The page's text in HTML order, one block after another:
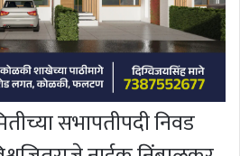
सभापतीपदी निवड